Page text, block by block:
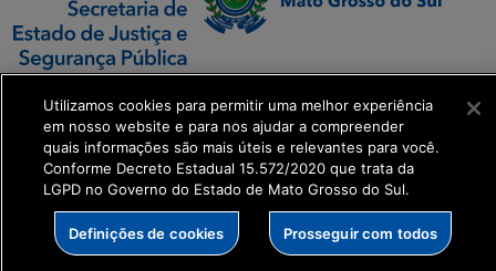
SETDIG | Secretaria-
Executiva de
Transformação Digital
get_footer();
Utilizamos cookies para permitir uma melhor experiência
em nosso website e para nos ajudar a compreender
quais informações são mais úteis e relevantes para você.
Conforme Decreto Estadual 15.572/2020 que trata da
LGPD no Governo do Estado de Mato Grosso do Sul.
Definições de cookies Prosseguir com todos